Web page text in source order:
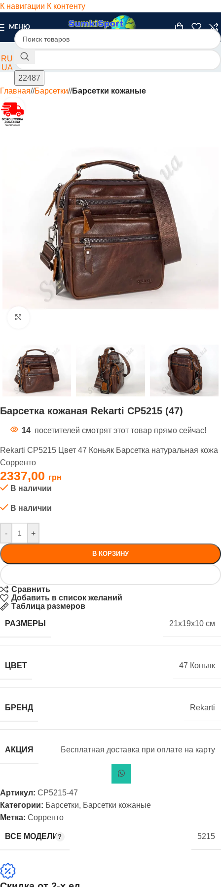
К навигации К контенту
МЕНЮ
RU
UA
Главная/ Барсетки/ Барсетки кожаные
Барсетка кожаная Rekarti СР5215 (47)
14 посетителей смотрят этот товар прямо сейчас!
Rekarti СР5215 Цвет 47 Коньяк Барсетка натуральная кожа
Сорренто
2337,00
В наличии
В наличии
- +
В КОРЗИНУ
Сравнить
Добавить в список желаний
Таблица размеров
РАЗМЕРЫ 21x19x10 см
ЦВЕТ 47 Коньяк
БРЕНД Rekarti
АКЦИЯ Бесплатная доставка при оплате на карту
Артикул: СР5215-47
Категории: Барсетки, Барсетки кожаные
Метка: Сорренто
ВСЕ МОДЕЛИ 5215